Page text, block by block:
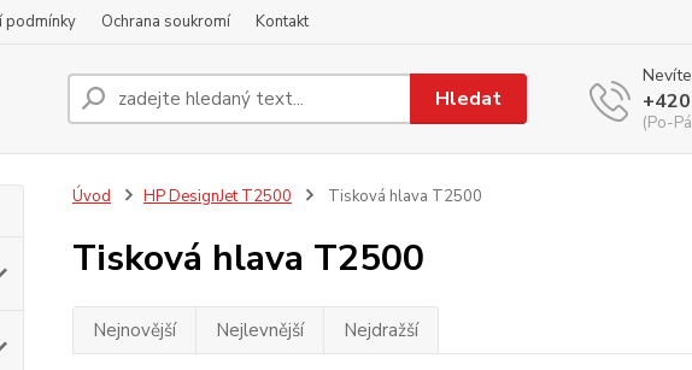
podmínky Ochrana soukromí Kontakt
Hledat
(Po-
Úvod HP DesignJet T2500 Tisková hlava T2500
Tisková hlava T2500
Nejnovější Nejlevnější Nejdražší